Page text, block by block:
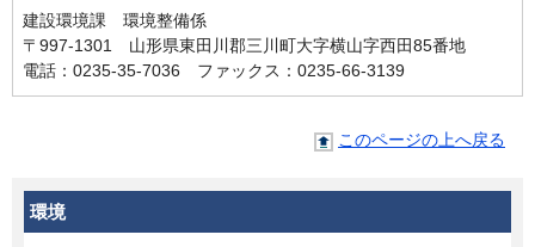
建設環境課 環境整備係
〒997-1301 山形県東田川郡三川町大字横山字西田85番地
電話：0235-35-7036 ファックス：0235-66-3139
このページの上へ戻る
環境